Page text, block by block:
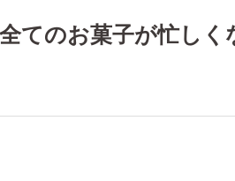
てのお菓子が忙し